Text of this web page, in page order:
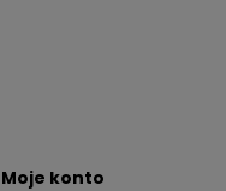
Moje konto